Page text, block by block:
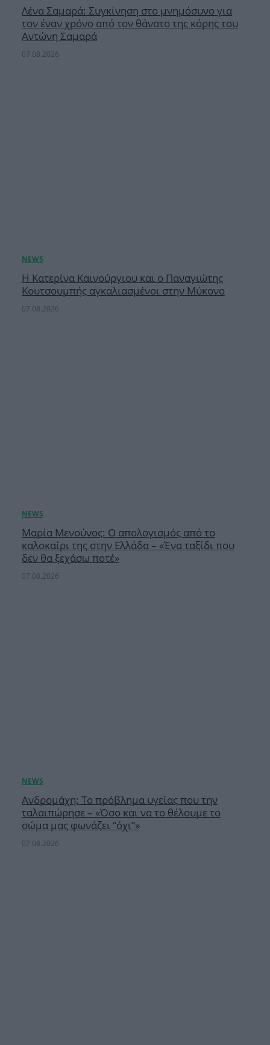
Λένα Σαμαρά: Συγκίνηση στο μνημόσυνο για
τον έναν χρόνο από τον θάνατο της κόρης του
Αντώνη Σαμαρά
07.08.2026
Η Κατερίνα Καινούργιου και ο Παναγιώτης
Κουτσουμπής αγκαλιασμένοι στην Μύκονο
07.08.2026
Μαρία Μενούνος: Ο απολογισμός από το
καλοκαίρι της στην Ελλάδα – «Ένα ταξίδι που
δεν θα ξεχάσω ποτέ»
07.08.2026
Ανδρομάχη: Το πρόβλημα υγείας που την
ταλαιπώρησε – «Όσο και να το θέλουμε το
σώμα μας φωνάζει “όχι”»
07.08.2026